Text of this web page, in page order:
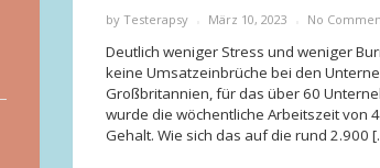
by Testerapsy März 10, 2023 No
Deutlich weniger Stress und weniger
keine Umsatzeinbrüche bei den
Großbritannien, für das über 60
wurde die wöchentliche Arbeitszeit von
Gehalt. Wie sich das auf die rund 2.900